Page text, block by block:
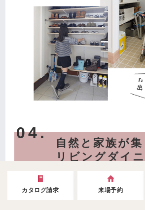
04.
自然と家族が集
リビングダイ
「ハビステーション」を取り入れ
カタログ請求 来場予約